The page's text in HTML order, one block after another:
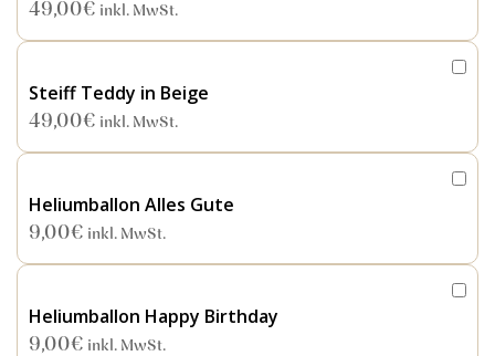
49,00€ inkl. MwSt.
Steiff Teddy in Beige
49,00€ inkl. MwSt.
Heliumballon Alles Gute
9,00€ inkl. MwSt.
Heliumballon Happy Birthday
9,00€ inkl. MwSt.